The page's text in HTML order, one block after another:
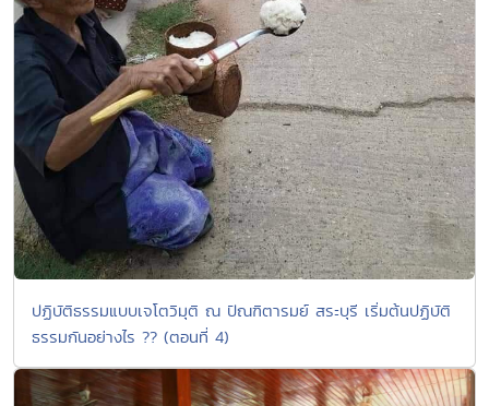
ปฏิบัติธรรมแบบเจโตวิมุติ ณ ปัณฑิตารมย์ สระบุรี เริ่มต้นปฏิบัติ
ธรรมกันอย่างไร ?? (ตอนที่ 4)